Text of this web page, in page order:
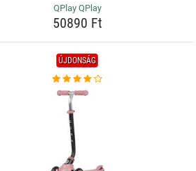
QPlay QPlay
50890 Ft
ÚJDONSÁG